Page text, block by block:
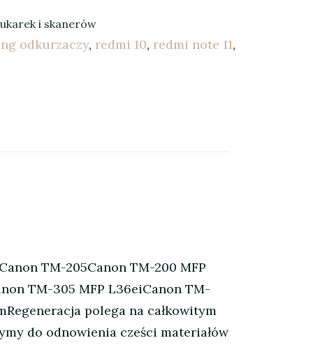
i skanerów
odkurzaczy, redmi 10, redmi note 11,
TM-205Canon TM-200 MFP
TM-305 MFP L36eiCanon TM-
polega na całkowitym
do odnowienia cześci materiałów